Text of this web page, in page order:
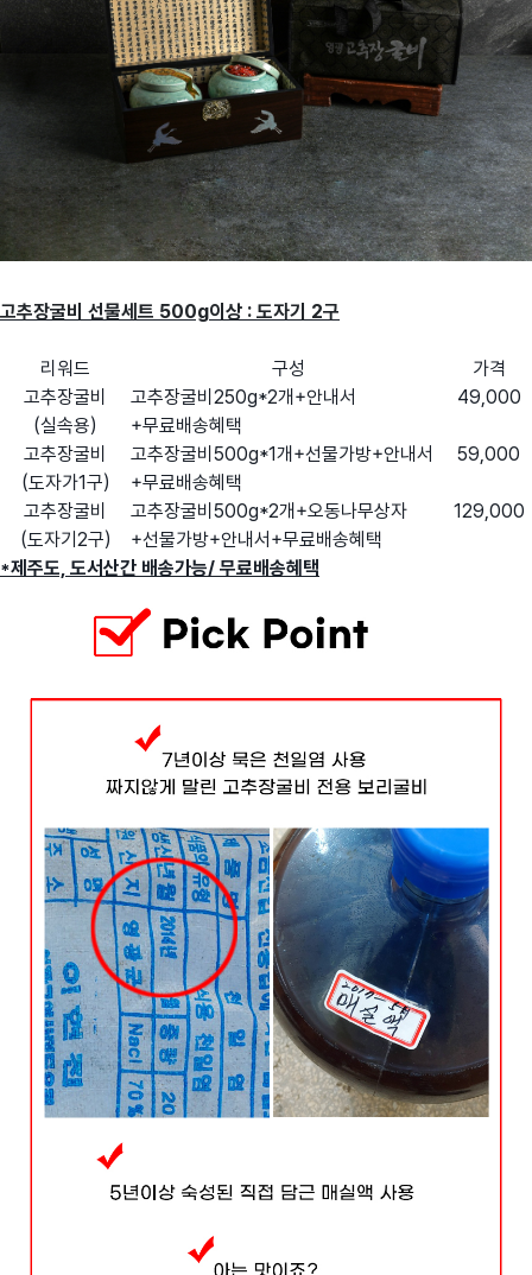
고추장굴비 선물세트 500g이상 : 도자기 2구
리워드 구성
가격
고추장굴비
(실속용)
고추장굴비250g*2개+안내서
+무료배송혜택
49,000
고추장굴비
(도자가1구)
고추장굴비500g*1개+선물가방+안내서
+무료배송혜택
59,000
고추장굴비
(도자기2구)
고추장굴비500g*2개+오동나무상자
+선물가방+안내서+무료배송혜택
129,000
*제주도, 도서산간 배송가능/ 무료배송혜택